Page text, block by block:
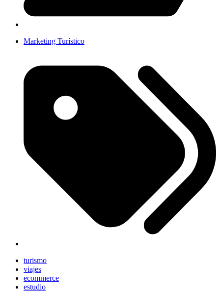
Marketing Turístico
turismo
viajes
ecommerce
estudio